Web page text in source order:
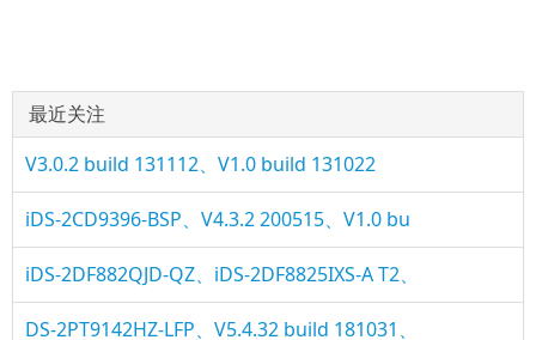
最近关注
V3.0.2 build 131112、V1.0 build 131022
iDS-2CD9396-BSP、V4.3.2 200515、V1.0 bu
iDS-2DF882QJD-QZ、iDS-2DF8825IXS-A T2、
DS-2PT9142HZ-LFP、V5.4.32 build 181031、